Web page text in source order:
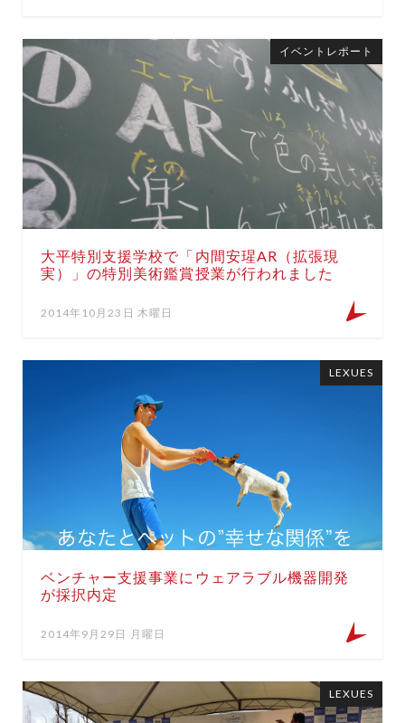
大平特別支援学校で「内間安瑆AR（拡張現
実）」の特別美術鑑賞授業が行われました
2014年10月23日 木曜日
イベントレポート
ベンチャー支援事業にウェアラブル機器開発
が採択内定
2014年9月29日 月曜日
LEXUES
LEXUES